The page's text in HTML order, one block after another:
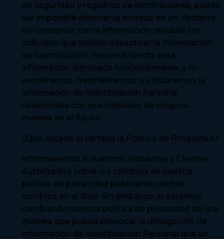
de seguridad y registros de eliminaciones, puede
ser imposible eliminar la entrada de un Visitante
sin conservar cierta información residual. Un
individuo que solicite desactivar la Información
de Identificación Personal tendrá esta
información eliminada funcionalmente, y no
venderemos, transferiremos o utilizaremos la
Información de Identificación Personal
relacionada con ese individuo de ninguna
manera en el futuro.
¿Qué sucede si cambia la Política de Privacidad?
Informaremos a nuestros Visitantes y Clientes
Autorizados sobre los cambios en nuestra
política de privacidad publicando dichos
cambios en el Sitio. Sin embargo, si estamos
cambiando nuestra política de privacidad de una
manera que pueda provocar la divulgación de
Información de Identificación Personal que un